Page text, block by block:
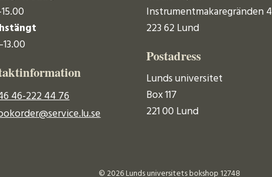
46-222 44 76
Instrumentmakaregränden 4
223 62 Lund
Postadress
Lunds universitet
Box 117
221 00 Lund
© 2026 Lunds universitets bokshop 12748